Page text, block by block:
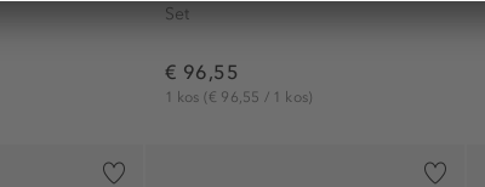
Set
€ 96,55
1 kos (€ 96,55 / 1 kos)